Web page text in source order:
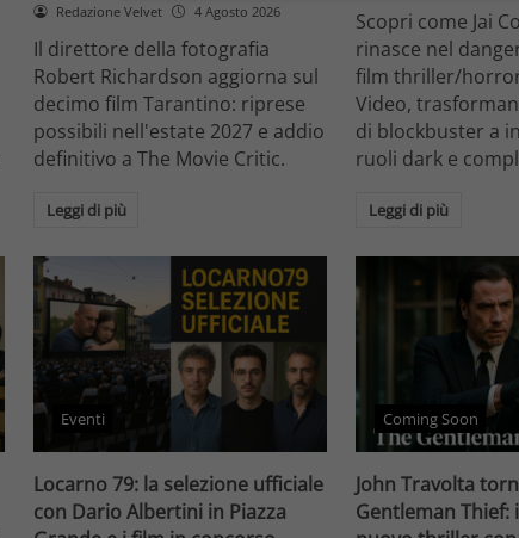
Redazione Velvet 4 Agosto 2026
Il direttore della fotografia
Robert Richardson aggiorna sul
decimo film Tarantino: riprese
possibili nell'estate 2027 e addio
definitivo a The Movie Critic.
Leggi di più
Scopri come Jai
rinasce nel
film thriller/
Video,
di blockbuster a
ruoli dark e
Leggi di più
Eventi
Locarno 79: la selezione ufficiale
con Dario Albertini in Piazza
Coming Soon
John Travolta
Gentleman Thief: